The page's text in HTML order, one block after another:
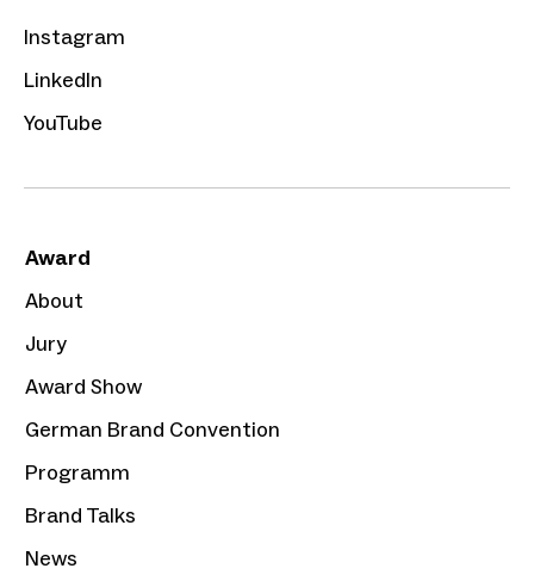
Instagram
LinkedIn
YouTube
Award
About
Jury
Award Show
German Brand Convention
Programm
Brand Talks
News